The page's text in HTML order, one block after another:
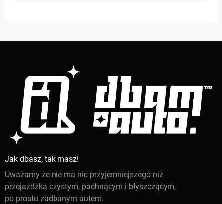
Jak dbasz, tak masz!
Uważamy że nie ma nic przyjemniejszego niż
przejażdżka czystym, pachnącym i błyszczącym,
po prostu zadbanym autem.